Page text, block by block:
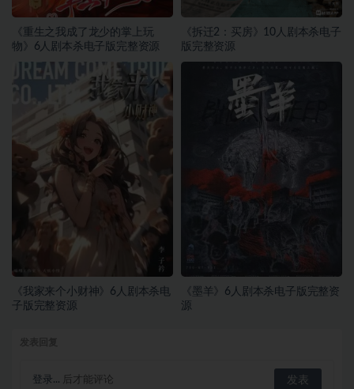
《重生之我成了龙少的掌上玩
物》6人剧本杀电子版完整资源
《拆迁2：买房》10人剧本杀电子
版完整资源
《我家来个小财神》6人剧本杀电
子版完整资源
《墨羊》6人剧本杀电子版完整资
源
登录... 后才能评论